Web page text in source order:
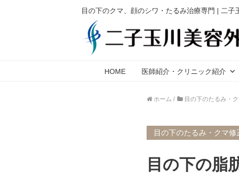
目の下のクマ、顔のシワ・たるみ治療専門 | 二子
HOME 医師紹介・クリニック紹介
ホーム / 目の下のたるみ・
目の下のたるみ・クマ修
目の下の脂